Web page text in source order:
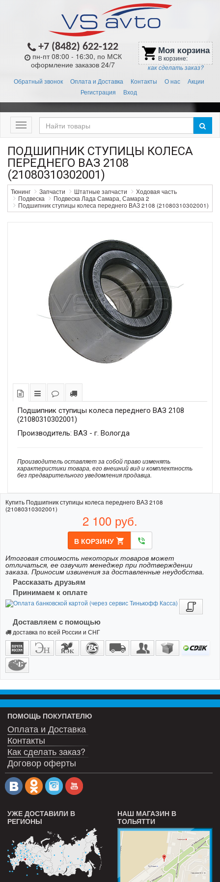
+7 (8482) 622-122
пн-пт 08:00 - 16:30, по МСК
оформление заказов 24/7
shopping_cart Моя корзина
В корзине:
как сделать заказ?
Обратный звонок Оплата и Доставка Контакты О нас
Акции
Регистрация
Вход
Меню
ПОДШИПНИК СТУПИЦЫ КОЛЕСА
ПЕРЕДНЕГО ВАЗ 2108
(21080310302001)
Тюнинг Запчасти Штатные запчасти
Ходовая часть
Подвеска
Подвеска Лада Самара, Самара 2
Подшипник ступицы колеса переднего ВАЗ 2108 (21080310302001)
Подшипник ступицы колеса переднего ВАЗ 2108
(21080310302001)
Производитель: ВАЗ - г. Вологда
Производитель оставляет за собой право изменять
характеристики товара, его внешний вид и комплектность
без предварительного уведомления продавца.
Купить Подшипник ступицы колеса переднего ВАЗ 2108
(21080310302001)
2 100 руб.
В КОРЗИНУ shopping_cart phone_in_talk
Итоговая стоимость некоторых товаров может
отличаться, ее озвучит менеджер при подтверждении
заказа. Приносим извинения за доставленные неудобства.
Рассказать друзьям
Принимаем к оплате
Доставляем с помощью
доставка по всей России и СНГ
ПОМОЩЬ ПОКУПАТЕЛЮ
Оплата и Доставка
Контакты
Как сделать заказ?
Договор оферты
УЖЕ ДОСТАВИЛИ В
РЕГИОНЫ
НАШ МАГАЗИН В
ТОЛЬЯТТИ